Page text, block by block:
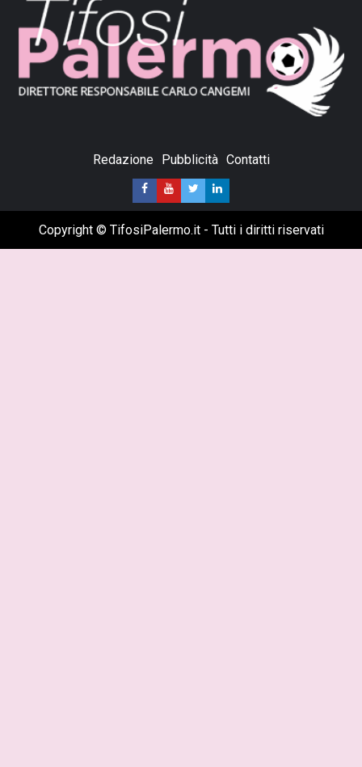
Redazione Pubblicità Contatti
Copyright © TifosiPalermo.it - Tutti i diritti riservati